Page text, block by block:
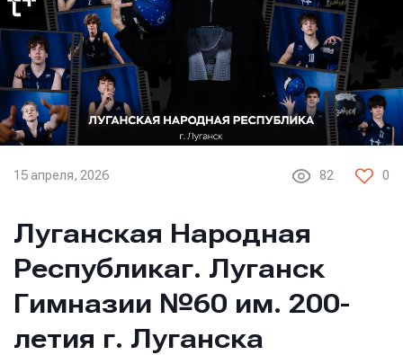
15 апреля, 2026 82 0
Луганская Народная
Республикаг. Луганск
Гимназии №60 им. 200-
летия г. Луганска